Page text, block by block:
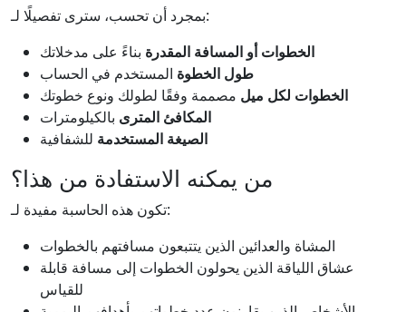
بمجرد أن تحسب، سترى تفصيلًا لـ:
الخطوات أو المسافة المقدرة بناءً على مدخلاتك
طول الخطوة المستخدم في الحساب
الخطوات لكل ميل مصممة وفقًا لطولك ونوع خطوتك
المكافئ المترى بالكيلومترات
الصيغة المستخدمة للشفافية
من يمكنه الاستفادة من هذا؟
تكون هذه الحاسبة مفيدة لـ:
المشاة والعدائين الذين يتتبعون مسافتهم بالخطوات
عشاق اللياقة الذين يحولون الخطوات إلى مسافة قابلة
للقياس